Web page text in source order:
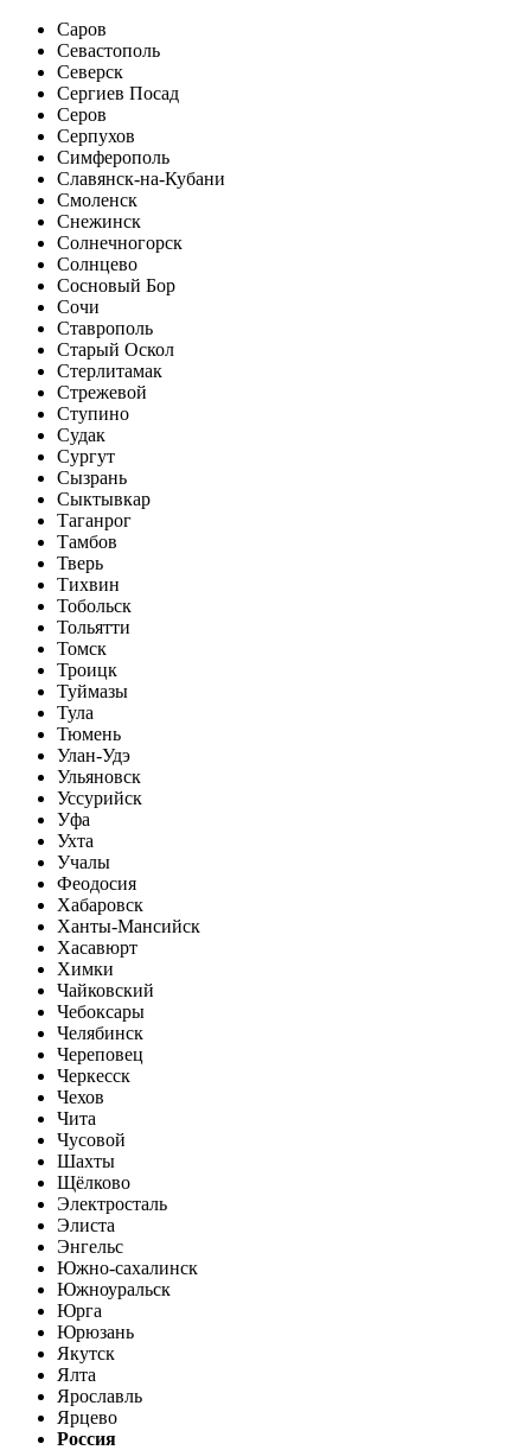
Саров
Севастополь
Северск
Сергиев Посад
Серов
Серпухов
Симферополь
Славянск-на-Кубани
Смоленск
Снежинск
Солнечногорск
Солнцево
Сосновый Бор
Сочи
Ставрополь
Старый Оскол
Стерлитамак
Стрежевой
Ступино
Судак
Сургут
Сызрань
Сыктывкар
Таганрог
Тамбов
Тверь
Тихвин
Тобольск
Тольятти
Томск
Троицк
Туймазы
Тула
Тюмень
Улан-Удэ
Ульяновск
Уссурийск
Уфа
Ухта
Учалы
Феодосия
Хабаровск
Ханты-Мансийск
Хасавюрт
Химки
Чайковский
Чебоксары
Челябинск
Череповец
Черкесск
Чехов
Чита
Чусовой
Шахты
Щёлково
Электросталь
Элиста
Энгельс
Южно-сахалинск
Южноуральск
Юрга
Юрюзань
Якутск
Ялта
Ярославль
Ярцево
Россия